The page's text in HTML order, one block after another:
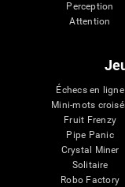
Perception
Attention
Échecs en ligne
Mini-mots
Fruit Frenzy
Pipe Panic
Crystal Miner
Solitaire
Robo Factory